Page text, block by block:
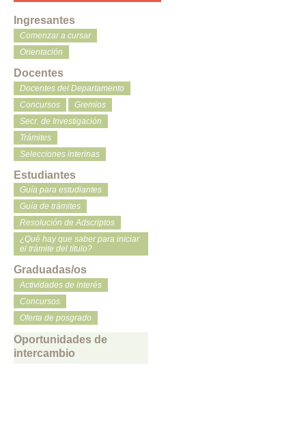
Ingresantes
Comenzar a cursar
Orientación
Docentes
Docentes del Departamento
Concursos
Gremios
Secr. de Investigación
Trámites
Selecciones interinas
Estudiantes
Guía para estudiantes
Guía de trámites
Resolución de Adscriptos
¿Qué hay que saber para iniciar
el trámite del título?
Graduadas/os
Actividades de interés
Concursos
Oferta de posgrado
Oportunidades de
intercambio